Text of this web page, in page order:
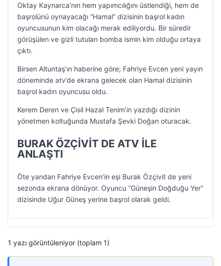
Oktay Kaynarca’nın hem yapımcılığını üstlendiği, hem de
başrolünü oynayacağı “Hamal” dizisinin başrol kadın
oyuncusunun kim olacağı merak ediliyordu. Bir süredir
görüşülen ve gizli tutulan bomba ismin kim olduğu ortaya
çıktı.
Birsen Altuntaş’ın haberine göre; Fahriye Evcen yeni yayın
döneminde atv’de ekrana gelecek olan Hamal dizisinin
başrol kadın oyuncusu oldu.
Kerem Deren ve Çisil Hazal Tenim’in yazdığı dizinin
yönetmen koltuğunda Mustafa Şevki Doğan oturacak.
BURAK ÖZÇİVİT DE ATV İLE
ANLAŞTI
Öte yandan Fahriye Evcen’in eşi Burak Özçivit de yeni
sezonda ekrana dönüyor. Oyuncu “Güneşin Doğduğu Yer”
dizisinde Uğur Güneş yerine başrol olarak geldi.
1 yazı görüntüleniyor (toplam 1)